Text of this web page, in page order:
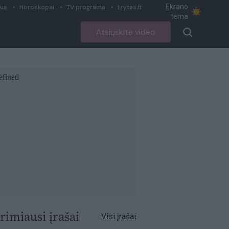
Horoskopai TV programa Lrytas.lt
Ekrano
tema
Atsiųskite video
įrašai Visi įrašai